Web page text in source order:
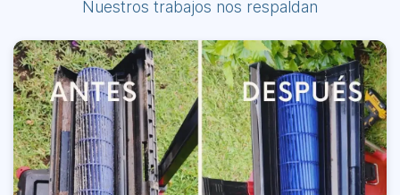
Nuestros trabajos nos respaldan